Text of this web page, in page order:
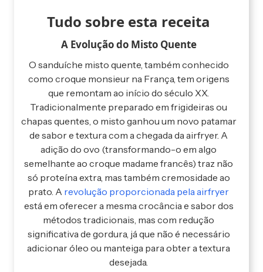
Tudo sobre esta receita
A Evolução do Misto Quente
O sanduíche misto quente, também conhecido
como croque monsieur na França, tem origens
que remontam ao início do século XX.
Tradicionalmente preparado em frigideiras ou
chapas quentes, o misto ganhou um novo patamar
de sabor e textura com a chegada da airfryer. A
adição do ovo (transformando-o em algo
semelhante ao croque madame francês) traz não
só proteína extra, mas também cremosidade ao
prato. A revolução proporcionada pela airfryer
está em oferecer a mesma crocância e sabor dos
métodos tradicionais, mas com redução
significativa de gordura, já que não é necessário
adicionar óleo ou manteiga para obter a textura
desejada.